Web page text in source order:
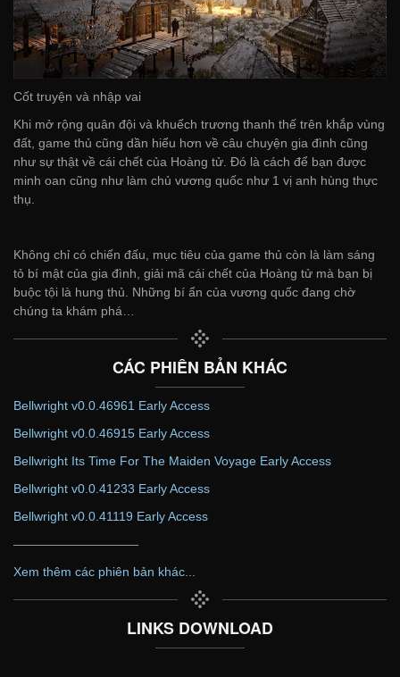
Cốt truyện và nhập vai
Khi mở rộng quân đội và khuếch trương thanh thế trên khắp vùng
đất, game thủ cũng dần hiểu hơn về câu chuyện gia đình cũng
như sự thật về cái chết của Hoàng tử. Đó là cách để bạn được
minh oan cũng như làm chủ vương quốc như 1 vị anh hùng thực
thụ.
Không chỉ có chiến đấu, mục tiêu của game thủ còn là làm sáng
tỏ bí mật của gia đình, giải mã cái chết của Hoàng tử mà bạn bị
buộc tội là hung thủ. Những bí ẩn của vương quốc đang chờ
chúng ta khám phá…
CÁC PHIÊN BẢN KHÁC
Bellwright v0.0.46961 Early Access
Bellwright v0.0.46915 Early Access
Bellwright Its Time For The Maiden Voyage Early Access
Bellwright v0.0.41233 Early Access
Bellwright v0.0.41119 Early Access
——————————
Xem thêm các phiên bản khác...
LINKS DOWNLOAD